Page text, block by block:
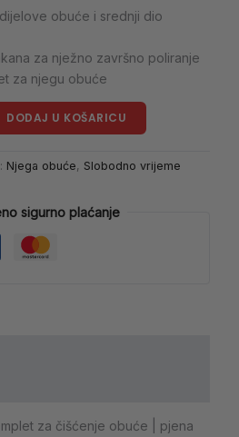
obuće i srednji dio
za nježno završno poliranje
za njegu obuće
DODAJ U KOŠARICU
Njega obuće, Slobodno vrijeme
sigurno plaćanje
za čišćenje obuće | pjena